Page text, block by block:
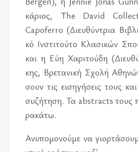
κά­ριος, The David
Capoferro (Διευ­θύ­ντρια
κό Ινστι­τού­το Κλα­σι­κών
και η Εύη Χαρι­τού­δη
κης, Βρε­τα­νι­κή Σχολή
σουν τις ει­ση­γή­σεις τους
συ­ζή­τη­ση. Τα abstracts τους
ρα­κά­τω.
Ανυ­πο­μο­νού­με να